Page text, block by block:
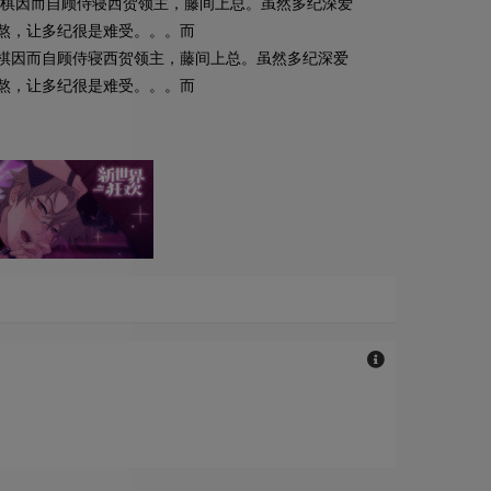
因而自顾侍寝西贺领主，藤间上总。虽然多纪深爱
，让多纪很是难受。。。而
而自顾侍寝西贺领主，藤间上总。虽然多纪深爱
，让多纪很是难受。。。而